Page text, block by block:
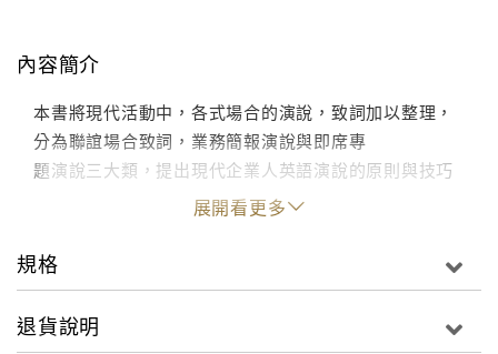
內容簡介
本書將現代活動中，各式場合的演說，致詞加以整理，
分為聯誼場合致詞，業務簡報演說與即席專
題演說三大類，提出現代企業人英語演說的原則與技巧
展開看更多
規格
退貨說明